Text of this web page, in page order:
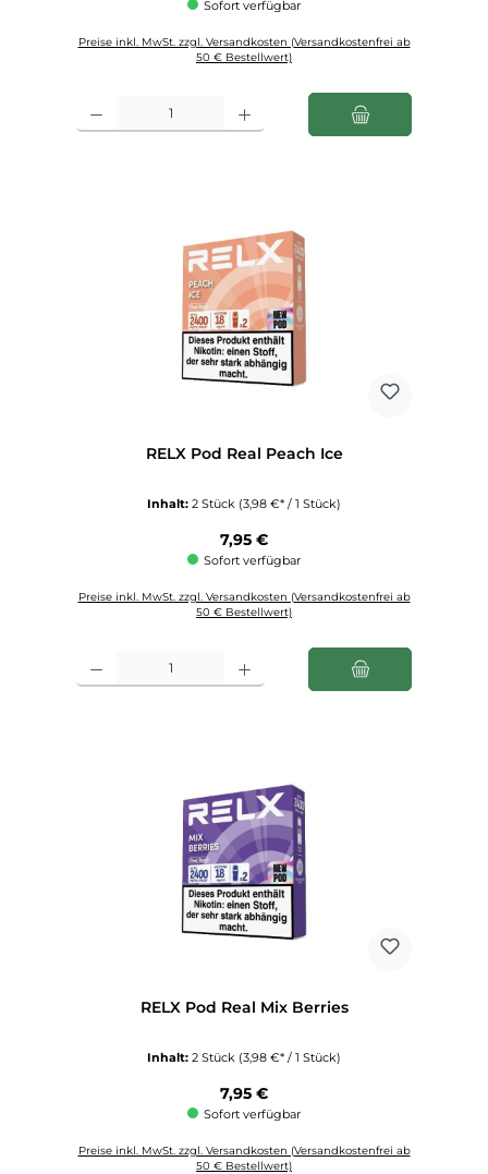
Sofort verfügbar
Preise inkl. MwSt. zzgl. Versandkosten (Versandkostenfrei ab
50 € Bestellwert)
Produkt Anzahl: Gib den gewünschten Wert ein oder benutze die
RELX Pod Real Peach Ice
Inhalt: 2 Stück (3,98 €* / 1 Stück)
Regulärer Preis:
7,95 €
Sofort verfügbar
Preise inkl. MwSt. zzgl. Versandkosten (Versandkostenfrei ab
50 € Bestellwert)
RELX Pod Real Mix Berries
Inhalt: 2 Stück (3,98 €* / 1 Stück)
Regulärer Preis:
7,95 €
Sofort verfügbar
Preise inkl. MwSt. zzgl. Versandkosten (Versandkostenfrei ab
50 € Bestellwert)